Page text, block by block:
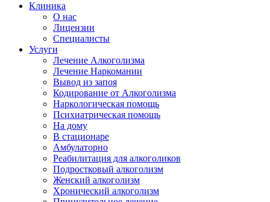
Клиника
О нас
Лицензии
Специалисты
Услуги
Лечение Алкоголизма
Лечение Наркомании
Вывод из запоя
Кодирование от Алкоголизма
Наркологическая помощь
Психиатрическая помощь
На дому
В стационаре
Амбулаторно
Реабилитация для алкоголиков
Подростковый алкоголизм
Женский алкоголизм
Хронический алкоголизм